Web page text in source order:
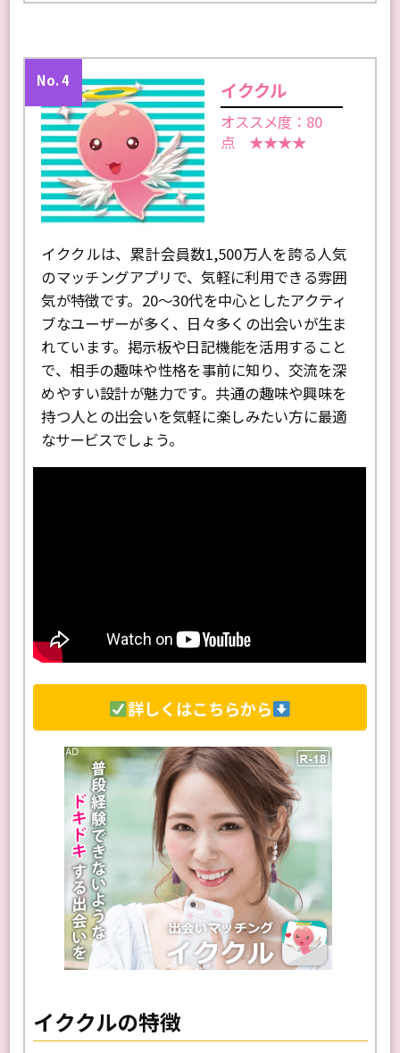
No. 4 イククル
オススメ度：80
点 ★★★★
イククルは、累計会員数1,500万人を誇る人気
のマッチングアプリで、気軽に利用できる雰囲
気が特徴です。20〜30代を中心としたアクティ
ブなユーザーが多く、日々多くの出会いが生ま
れています。掲示板や日記機能を活用すること
で、相手の趣味や性格を事前に知り、交流を深
めやすい設計が魅力です。共通の趣味や興味を
持つ人との出会いを気軽に楽しみたい方に最適
なサービスでしょう。
詳しくはこちらから
イククルの特徴